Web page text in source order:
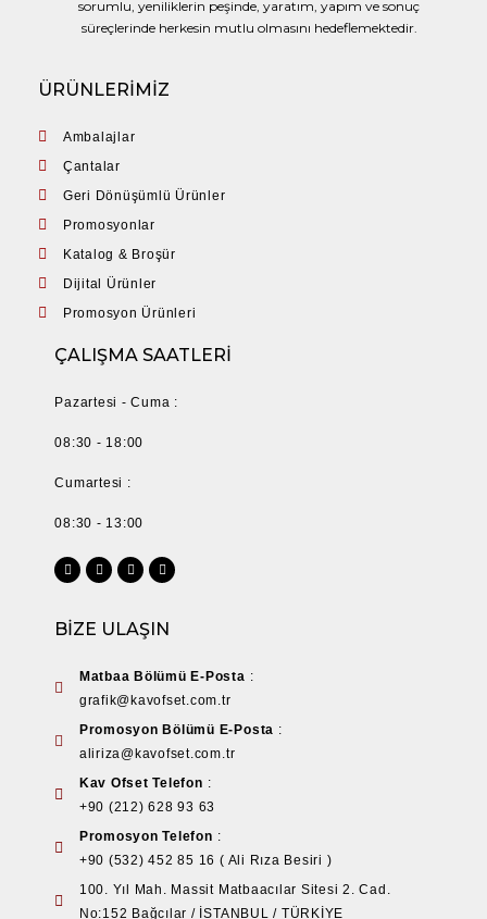
sorumlu, yeniliklerin peşinde, yaratım, yapım ve sonuç
süreçlerinde herkesin mutlu olmasını hedeflemektedir.
ÜRÜNLERİMİZ
Ambalajlar
Çantalar
Geri Dönüşümlü Ürünler
Promosyonlar
Katalog & Broşür
Dijital Ürünler
Promosyon Ürünleri
ÇALIŞMA SAATLERİ
Pazartesi - Cuma :
08:30 - 18:00
Cumartesi :
08:30 - 13:00
BİZE ULAŞIN
Matbaa Bölümü E-Posta :
grafik@kavofset.com.tr
Promosyon Bölümü E-Posta :
aliriza@kavofset.com.tr
Kav Ofset Telefon :
+90 (212) 628 93 63
Promosyon Telefon :
+90 (532) 452 85 16 ( Ali Rıza Besiri )
100. Yıl Mah. Massit Matbaacılar Sitesi 2. Cad.
No:152 Bağcılar / İSTANBUL / TÜRKİYE